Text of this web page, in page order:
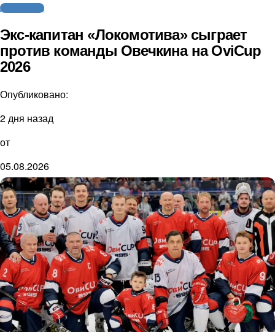
Другие виды
Экс-капитан «Локомотива» сыграет
против команды Овечкина на OviCup
2026
Опубликовано:
2 дня назад
от
05.08.2026